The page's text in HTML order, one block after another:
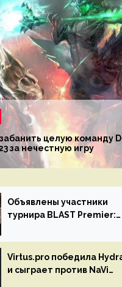
целую команду
за нечестную игру
Объявлены участники
турнира BLAST Premier:
Virtus.pro победила
и сыграет против NaVi